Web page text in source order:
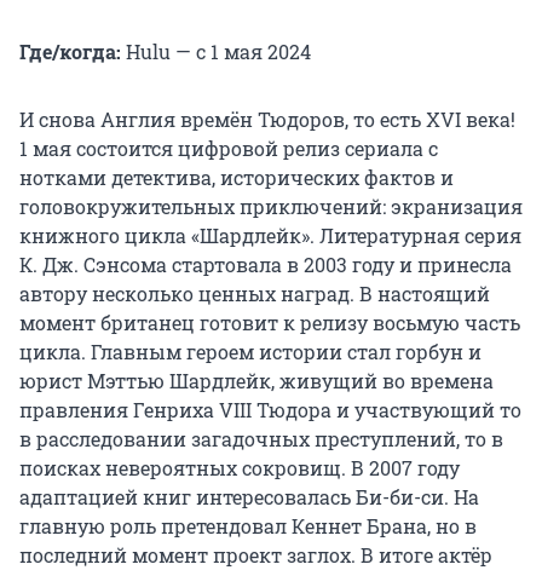
Где/когда: Hulu — с 1 мая 2024
И снова Англия времён Тюдоров, то есть XVI века!
1 мая состоится цифровой релиз сериала с
нотками детектива, исторических фактов и
головокружительных приключений: экранизация
книжного цикла «Шардлейк». Литературная серия
К. Дж. Сэнсома стартовала в 2003 году и принесла
автору несколько ценных наград. В настоящий
момент британец готовит к релизу восьмую часть
цикла. Главным героем истории стал горбун и
юрист Мэттью Шардлейк, живущий во времена
правления Генриха VIII Тюдора и участвующий то
в расследовании загадочных преступлений, то в
поисках невероятных сокровищ. В 2007 году
адаптацией книг интересовалась Би-би-си. На
главную роль претендовал Кеннет Брана, но в
последний момент проект заглох. В итоге актёр